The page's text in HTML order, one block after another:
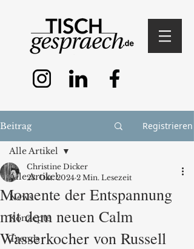
Beitrag Registrieren
Alle Artikel
News
Konzepte
Trends
Alle Artikel
Momente der Entspannung
mit dem neuen Calm
Wasserkocher von Russell
Christine Dicker
23. Okt. 2024 2 Min. Lesezeit